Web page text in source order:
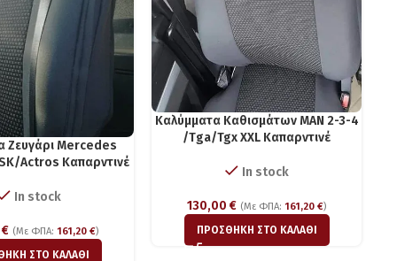
Ζευγάρι Mercedes
Actros Kαπαρντινέ
In stock
€ (Με ΦΠΑ:161,20€)
ΣΤΟ ΚΑΛΆΘΙ
Καλύμματα Καθισμάτων MAN 2-3-4
/Τga/Tgx XXL Καπαρντινέ
In stock
130,00€ (Με ΦΠΑ:161,20€)
ΠΡΟΣΘΉΚΗ ΣΤΟ ΚΑΛΆΘΙ